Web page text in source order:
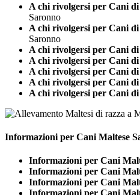
A chi rivolgersi per Cani di
Saronno
A chi rivolgersi per Cani
Saronno
A chi rivolgersi per Cani di
A chi rivolgersi per Cani
A chi rivolgersi per Cani di
A chi rivolgersi per Cani di
A chi rivolgersi per Cani di
Informazioni per Cani Maltese
Informazioni per Cani
Informazioni per Cani
Informazioni per Cani